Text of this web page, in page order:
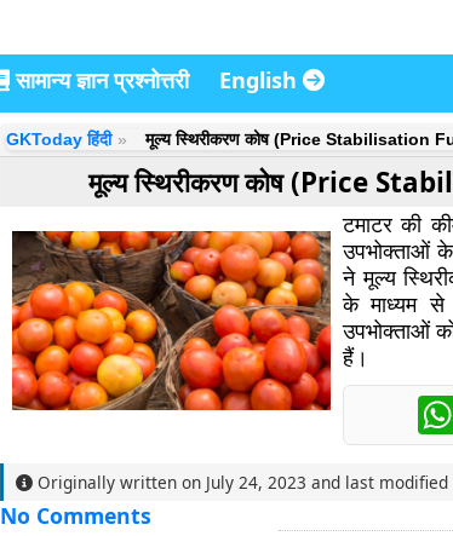
सामान्य ज्ञान प्रश्नोत्तरी English
GKToday हिंदी मूल्य स्थिरीकरण कोष (Price Stabilisation
मूल्य स्थिरीकरण कोष (Price
टमाटर की
उपभोक्ताओं
ने मूल्य
के माध्यम
उपभोक्ताओं
हैं।
Originally written on July 24, 2023 and last modified
No Comments